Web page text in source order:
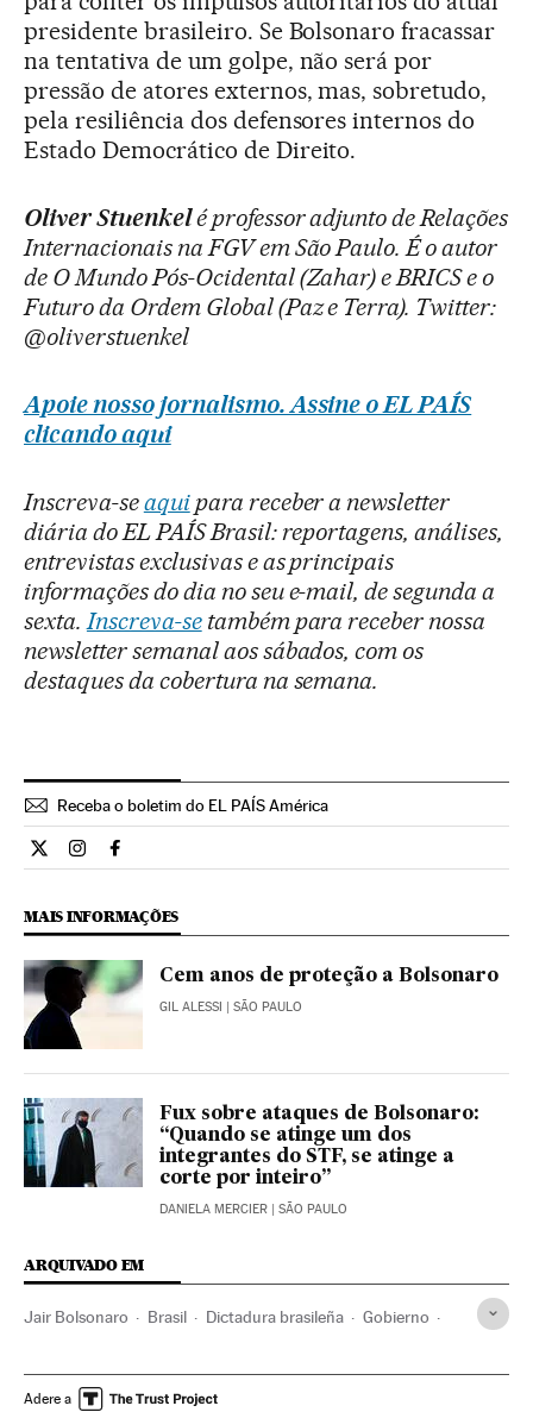
presidente brasileiro. Se Bolsonaro fracassar
na tentativa de um golpe, não será por
pressão de atores externos, mas, sobretudo,
pela resiliência dos defensores internos do
Estado Democrático de Direito.
Oliver Stuenkelé professor adjunto de Relações
Internacionais na FGV em São Paulo. É o autor
de O Mundo Pós-Ocidental (Zahar) e BRICS e o
Futuro da Ordem Global (Paz e Terra). Twitter:
@oliverstuenkel
Apoie nosso jornalismo. Assine o EL PAÍS
clicando aqui
Inscreva-seaquipara receber a newsletter
diária do EL PAÍS Brasil: reportagens, análises,
entrevistas exclusivas e as principais
informações do dia no seu e-mail, de segunda a
sexta.Inscreva-setambém para receber nossa
newsletter semanal aos sábados, com os
destaques da cobertura na semana.
Receba o boletim do EL PAÍS América
Opiniao El País Brasil en Twitter
Opiniao El País Brasil en Instagram
Opiniao El País Brasil en Facebook
MAIS INFORMAÇÕES
Cem anos de proteção a Bolsonaro
GIL ALESSI | SÃO PAULO
Fux sobre ataques de Bolsonaro:
“Quando se atinge um dos
integrantes do STF, se atinge a
corte por inteiro”
DANIELA MERCIER | SÃO PAULO
ARQUIVADO EM
Jair Bolsonaro Brasil Dictadura brasileña Gobierno
Elecciones Brasil ONU Voto (Cantabria)
Adere a